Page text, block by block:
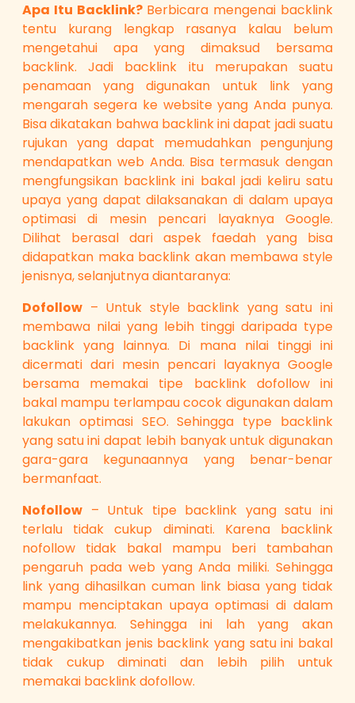
Apa Itu Backlink? Berbicara mengenai backlink
tentu kurang lengkap rasanya kalau belum
mengetahui apa yang dimaksud bersama
backlink. Jadi backlink itu merupakan suatu
penamaan yang digunakan untuk link yang
mengarah segera ke website yang Anda punya.
Bisa dikatakan bahwa backlink ini dapat jadi suatu
rujukan yang dapat memudahkan pengunjung
mendapatkan web Anda. Bisa termasuk dengan
mengfungsikan backlink ini bakal jadi keliru satu
upaya yang dapat dilaksanakan di dalam upaya
optimasi di mesin pencari layaknya Google.
Dilihat berasal dari aspek faedah yang bisa
didapatkan maka backlink akan membawa style
jenisnya, selanjutnya diantaranya:
Dofollow – Untuk style backlink yang satu ini
membawa nilai yang lebih tinggi daripada type
backlink yang lainnya. Di mana nilai tinggi ini
dicermati dari mesin pencari layaknya Google
bersama memakai tipe backlink dofollow ini
bakal mampu terlampau cocok digunakan dalam
lakukan optimasi SEO. Sehingga type backlink
yang satu ini dapat lebih banyak untuk digunakan
gara-gara kegunaannya yang benar-benar
bermanfaat.
Nofollow – Untuk tipe backlink yang satu ini
terlalu tidak cukup diminati. Karena backlink
nofollow tidak bakal mampu beri tambahan
pengaruh pada web yang Anda miliki. Sehingga
link yang dihasilkan cuman link biasa yang tidak
mampu menciptakan upaya optimasi di dalam
melakukannya. Sehingga ini lah yang akan
mengakibatkan jenis backlink yang satu ini bakal
tidak cukup diminati dan lebih pilih untuk
memakai backlink dofollow.